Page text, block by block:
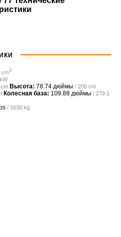
cm3
Высота: 78.74 дюймы / 200 cm
Колесная база: 109.88 дюймы / 279.1
/ 1630 kg